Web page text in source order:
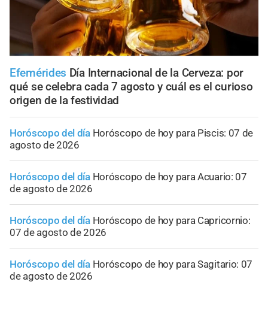
Efemérides Día Internacional de la Cerveza: por
qué se celebra cada 7 agosto y cuál es el curioso
origen de la festividad
Horóscopo del día Horóscopo de hoy para Piscis: 07 de
agosto de 2026
Horóscopo del día Horóscopo de hoy para Acuario: 07
de agosto de 2026
Horóscopo del día Horóscopo de hoy para Capricornio:
07 de agosto de 2026
Horóscopo del día Horóscopo de hoy para Sagitario: 07
de agosto de 2026